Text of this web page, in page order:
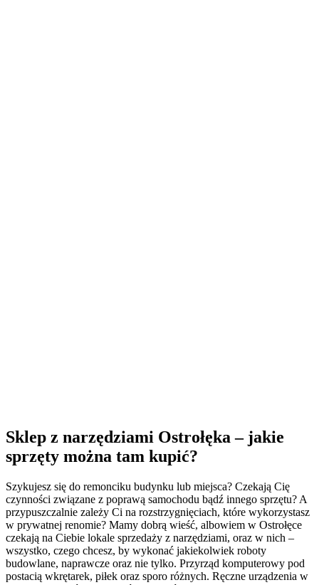
Sklep z narzędziami Ostrołęka – jakie
sprzęty można tam kupić?
Szykujesz się do remonciku budynku lub miejsca? Czekają Cię
czynności związane z poprawą samochodu bądź innego sprzętu? A
przypuszczalnie zależy Ci na rozstrzygnięciach, które wykorzystasz
w prywatnej renomie? Mamy dobrą wieść, albowiem w Ostrołęce
czekają na Ciebie lokale sprzedaży z narzędziami, oraz w nich –
wszystko, czego chcesz, by wykonać jakiekolwiek roboty
budowlane, naprawcze oraz nie tylko. Przyrząd komputerowy pod
postacią wkrętarek, piłek oraz sporo różnych. Ręczne urządzenia w